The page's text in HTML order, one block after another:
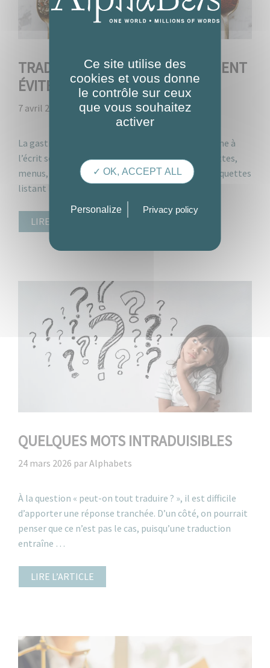
TRADUCTION CULINAIRE : COMMENT
ÉVITER DE TOMBER SUR UN OS ?
7 avril 2026 parAlphabets
La gastronomie est un domaine vaste qui se décline à
l’écrit sous de nombreuses formes : livres de recettes,
menus, blogs de critiques culinaires ou encore étiquettes
listant les ingrédients …
LIRE L’ARTICLE
QUELQUES MOTS INTRADUISIBLES
24 mars 2026 parAlphabets
À la question « peut-on tout traduire ? », il est difficile
d’apporter une réponse tranchée. D’un côté, on pourrait
penser que ce n’est pas le cas, puisqu’une traduction
entraîne …
LIRE L’ARTICLE
Ce site utilise des
cookies et vous donne
le contrôle sur ceux
que vous souhaitez
activer
✓ OK, ACCEPT ALL
Personalize Privacy policy